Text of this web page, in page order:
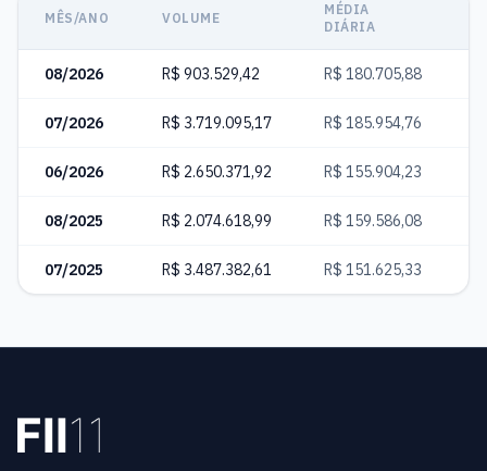
MÊS/ANO VOLUME
MÉDIA
DIÁRIA
08/2026 R$ 903.529,42 R$ 180.705,88
07/2026 R$ 3.719.095,17 R$ 185.954,76
06/2026 R$ 2.650.371,92 R$ 155.904,23
08/2025 R$ 2.074.618,99 R$ 159.586,08
07/2025 R$ 3.487.382,61 R$ 151.625,33